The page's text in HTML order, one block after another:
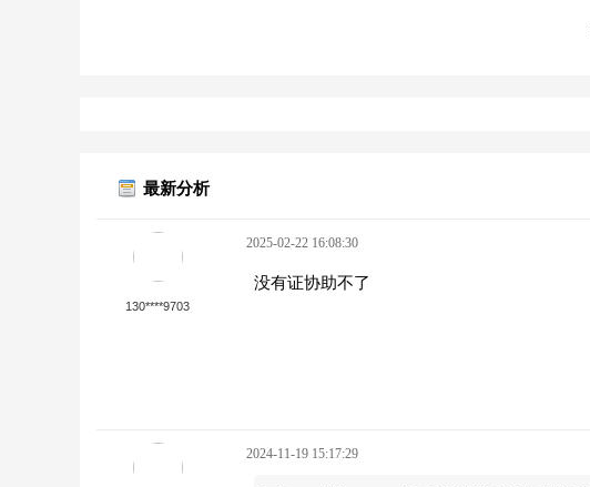
最新分析
130****9703
2025-02-22 16:08:30
没有证协助不了
2024-11-19 15:17:29